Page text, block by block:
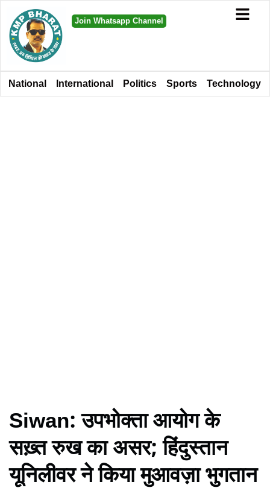
Join Whatsapp Channel
National International Politics Sports Technology
Siwan: उपभोक्ता आयोग के
सख़्त रुख का असर; हिंदुस्तान
यूनिलीवर ने किया मुआवज़ा भुगतान